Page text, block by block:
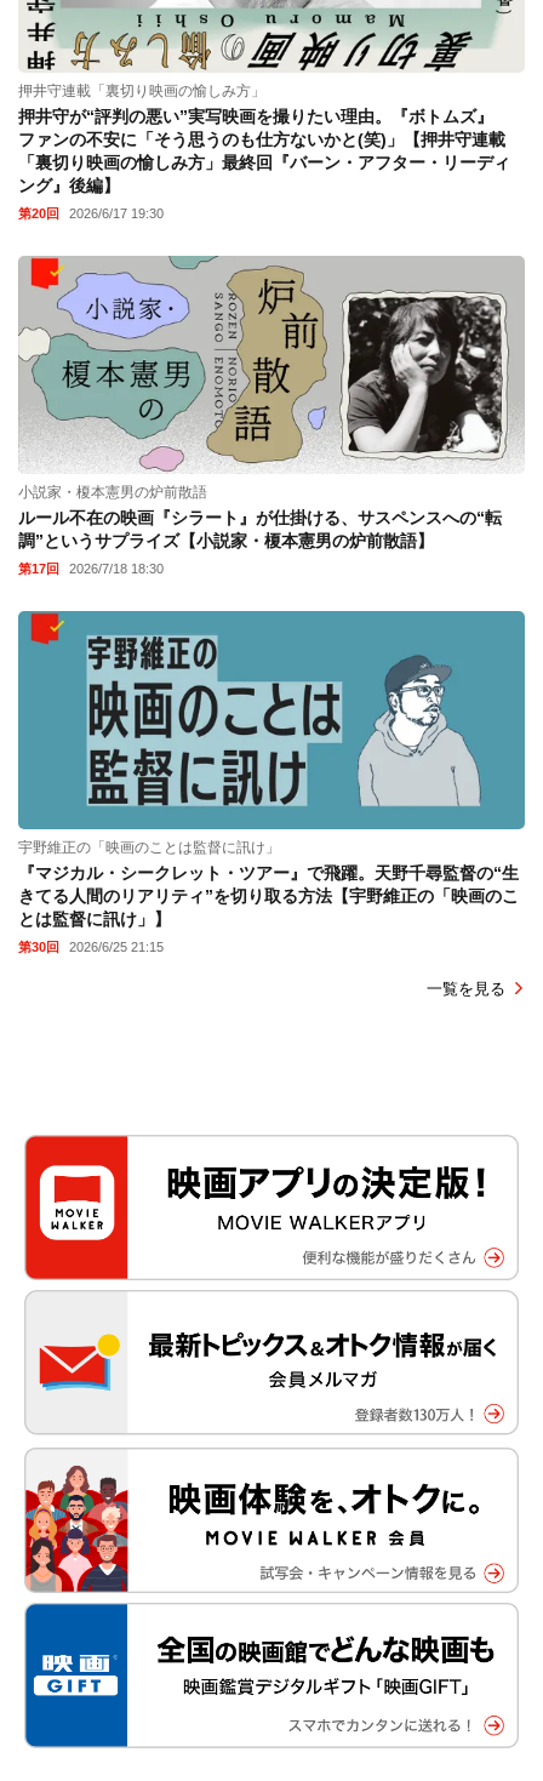
押井守連載「裏切り映画の愉しみ方」
押井守が“評判の悪い”実写映画を撮りたい理由。『ボトムズ』
ファンの不安に「そう思うのも仕方ないかと(笑)」【押井守連載
「裏切り映画の愉しみ方」最終回『バーン・アフター・リーディ
ング』後編】
第20回 2026/6/17 19:30
小説家・榎本憲男の炉前散語
ルール不在の映画『シラート』が仕掛ける、サスペンスへの“転
調”というサプライズ【小説家・榎本憲男の炉前散語】
第17回 2026/7/18 18:30
宇野維正の「映画のことは監督に訊け」
『マジカル・シークレット・ツアー』で飛躍。天野千尋監督の“生
きてる人間のリアリティ”を切り取る方法【宇野維正の「映画のこ
とは監督に訊け」】
第30回 2026/6/25 21:15
一覧を見る